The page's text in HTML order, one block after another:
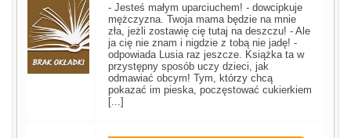
- Jesteś małym uparciuchem! - dowcipkuje
mężczyzna. Twoja mama będzie na mnie
zła, jeżli zostawię cię tutaj na deszczu! - Ale
ja cię nie znam i nigdzie z tobą nie jadę! -
odpowiada Lusia raz jeszcze. Książka ta w
przystępny sposób uczy dzieci, jak
odmawiać obcym! Tym, którzy chcą
pokazać im pieska, poczęstować cukierkiem
[...]